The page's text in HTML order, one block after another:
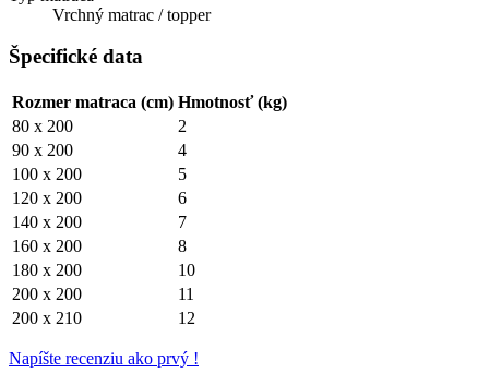
Vrchný matrac / topper
Špecifické data
Rozmer matraca (cm) Hmotnosť (kg)
80 x 200
2
90 x 200
4
100 x 200
5
120 x 200
6
140 x 200
7
160 x 200
8
180 x 200
10
200 x 200
11
200 x 210
12
Napíšte recenziu ako prvý !